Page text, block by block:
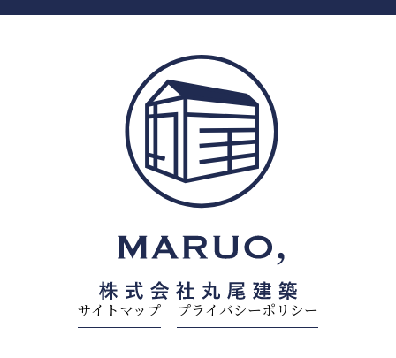
サイトマップ プライバシーポリシー